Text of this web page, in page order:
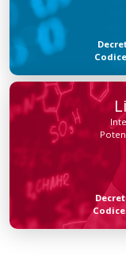
Codice